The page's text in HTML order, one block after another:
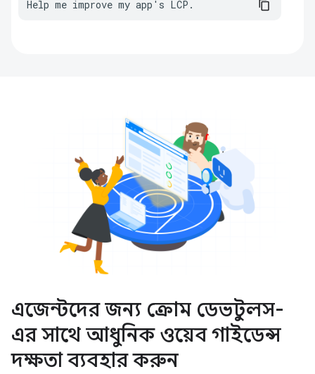
Help me improve my app's LCP.
এজেন্টদের জন্য ক্রোম ডেভটুলস-
এর সাথে আধুনিক ওয়েব গাইডেন্স
দক্ষতা ব্যবহার করুন